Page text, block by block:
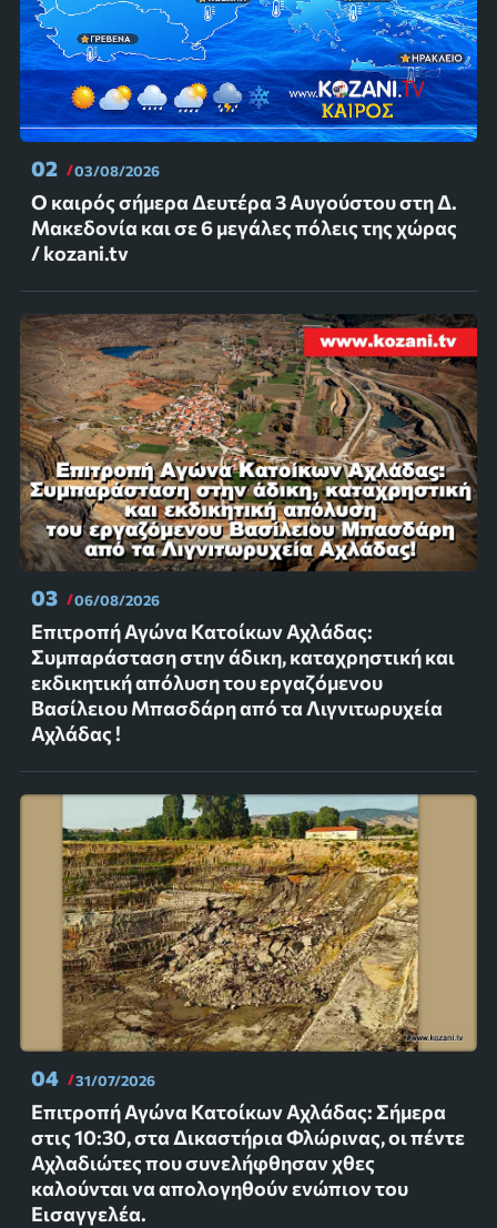
02 03/08/2026
Ο καιρός σήμερα Δευτέρα 3 Αυγούστου στη Δ.
Μακεδονία και σε 6 μεγάλες πόλεις της χώρας
/ kozani.tv
03 06/08/2026
Επιτροπή Αγώνα Κατοίκων Αχλάδας:
Συμπαράσταση στην άδικη, καταχρηστική και
εκδικητική απόλυση του εργαζόμενου
Βασίλειου Μπασδάρη από τα Λιγνιτωρυχεία
Αχλάδας !
04 31/07/2026
Επιτροπή Αγώνα Κατοίκων Αχλάδας: Σήμερα
στις 10:30, στα Δικαστήρια Φλώρινας, οι πέντε
Αχλαδιώτες που συνελήφθησαν χθες
καλούνται να απολογηθούν ενώπιον του
Εισαγγελέα.